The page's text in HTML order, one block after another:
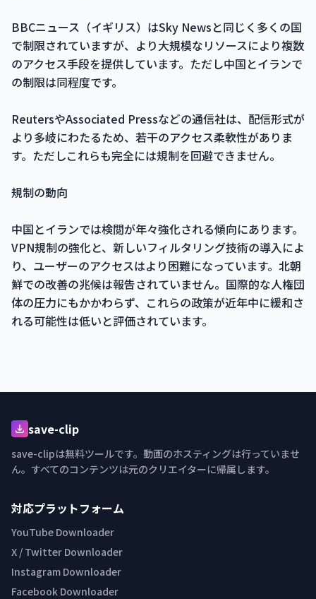
BBCニュース（イギリス）はSky Newsと同じく多くの国
で制限されていますが、より大規模なリソースにより複数
のアクセス手段を提供しています。ただし中国とイランで
の制限は同程度です。
ReutersやAssociated Pressなどの通信社は、配信形式が
より多岐にわたるため、若干のアクセス柔軟性がありま
す。ただしこれらも完全には規制を回避できません。
規制の動向
中国とイランでは検閲が年々強化される傾向にあります。
VPN規制の強化と、新しいフィルタリング技術の導入によ
り、ユーザーのアクセスはより困難になっています。北朝
鮮での改善の兆候は報告されていません。国際的な人権団
体の圧力にもかかわらず、これらの政策が近年中に緩和さ
れる可能性は低いと評価されています。
save-clip
save-clipは無料ツールです。動画のホスティングは行っていませ
ん。すべてのコンテンツは元のクリエイターに帰属します。
対応プラットフォーム
YouTube Downloader
X / Twitter Downloader
Instagram Downloader
Facebook Downloader